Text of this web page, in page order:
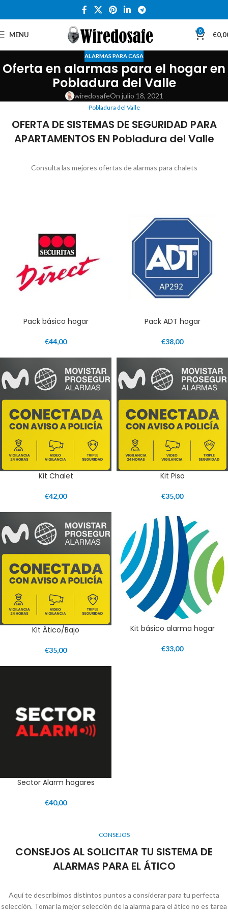
MENU 0 €
ALARMAS PARA CASA
Oferta en alarmas para el hogar en
Pobladura del Valle
wiredosafeOn julio 18, 2021
Pobladura del Valle
OFERTA DE SISTEMAS DE SEGURIDAD PARA
APARTAMENTOS EN Pobladura del Valle
Consulta las mejores ofertas de alarmas para chalets
Pack básico hogar
€44,00
Pack ADT hogar
€38,00
Kit Chalet
€42,00
Kit Piso
€35,00
Kit Ático/Bajo
€35,00
Kit básico alarma hogar
€33,00
Sector Alarm hogares
€40,00
CONSEJOS
CONSEJOS AL SOLICITAR TU SISTEMA DE
ALARMAS PARA EL ÁTICO
Aquí te describimos distintos puntos a considerar para tu perfecta
selección. Tomar la mejor selección de la alarma para el ático no es tarea